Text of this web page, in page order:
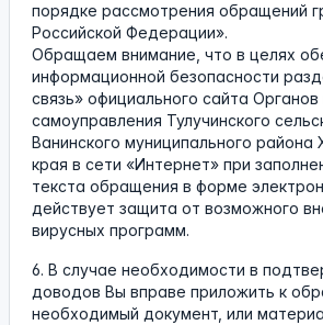
порядке рассмотрения обращений
Российской Федерации».
Обращаем внимание, что в целях
информационной безопасности
связь» официального сайта Органов
самоуправления Тулучинского
Ванинского муниципального района
края в сети «Интернет» при
текста обращения в форме
действует защита от возможного
вирусных программ.
6. В случае необходимости в
доводов Вы вправе приложить к
необходимый документ, или